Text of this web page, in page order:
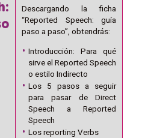
Descargando la ficha
“Reported Speech: guía
paso a paso”, obtendrás:
Introducción: Para qué
sirve el Reported Speech
o estilo Indirecto
Los 5 pasos a seguir
para pasar de Direct
Speech a Reported
Speech
Los reporting Verbs